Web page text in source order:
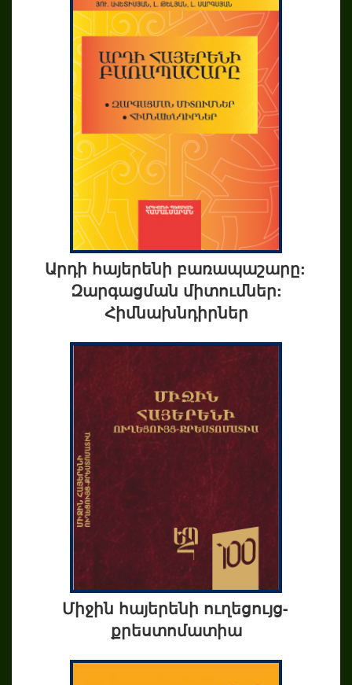
Արդի հայերենի բառապաշարը:
Զարգացման միտումներ:
Հիմնախնդիրներ
Միջին հայերենի ուղեցույց-
քրեստոմատիա